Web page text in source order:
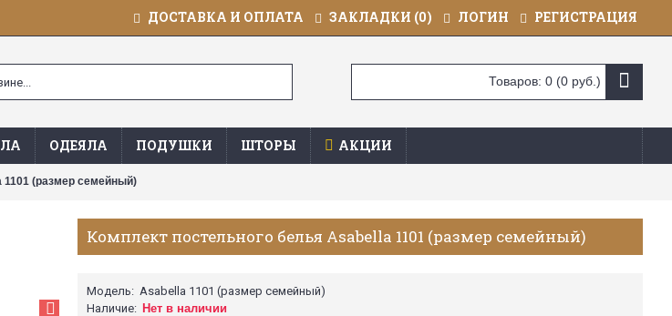
ДОСТАВКА И ОПЛАТА ЗАКЛАДКИ (0) ЛОГИН РЕГИСТРАЦИЯ
Товаров: 0 (0 руб.)
ОДЕЯЛА ПОДУШКИ ШТОРЫ АКЦИИ
1101 (размер семейный)
Комплект постельного белья Asabella 1101 (размер семейный)
Модель: Asabella 1101 (размер семейный)
Наличие: Нет в наличии